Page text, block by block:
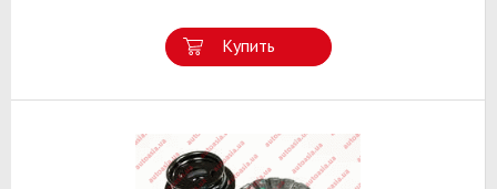
Купить